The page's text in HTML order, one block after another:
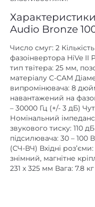
Audio Bronze
Число смуг: 2
фазоінвертора HiVe II
тип твітера: 25 мм,
матеріалу C-CAM
випромінювача: 8
навантажений на
– 30000 Гц (+/- 3 дБ)
Номінальний
звукового тиску: 110
підсилювача: 30 – 100
(СЧ-ВЧ) Вхідні
знімний, магнітне
231 x 325 мм Вага: 7.8